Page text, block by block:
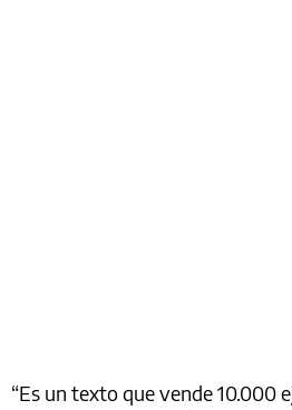
“Es un texto que vende 10.000